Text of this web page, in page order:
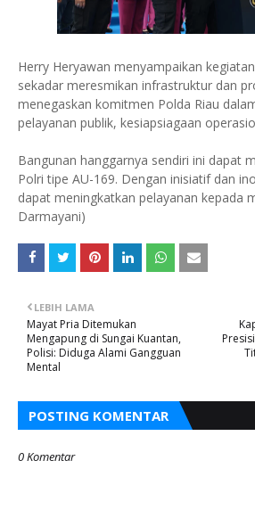
Herry Heryawan menyampaikan
sekadar meresmikan infrastruktur dan
menegaskan komitmen Polda Riau
pelayanan publik, kesiapsiagaan
Bangunan hanggarnya sendiri ini dapat
Polri tipe AU-169. Dengan inisiatif dan
dapat meningkatkan pelayanan kepada
Darmayani)
LEBIH LAMA
Mayat Pria Ditemukan
Mengapung di Sungai Kuantan,
Polisi: Diduga Alami Gangguan
Mental
POSTING KOMENTAR
0 Komentar